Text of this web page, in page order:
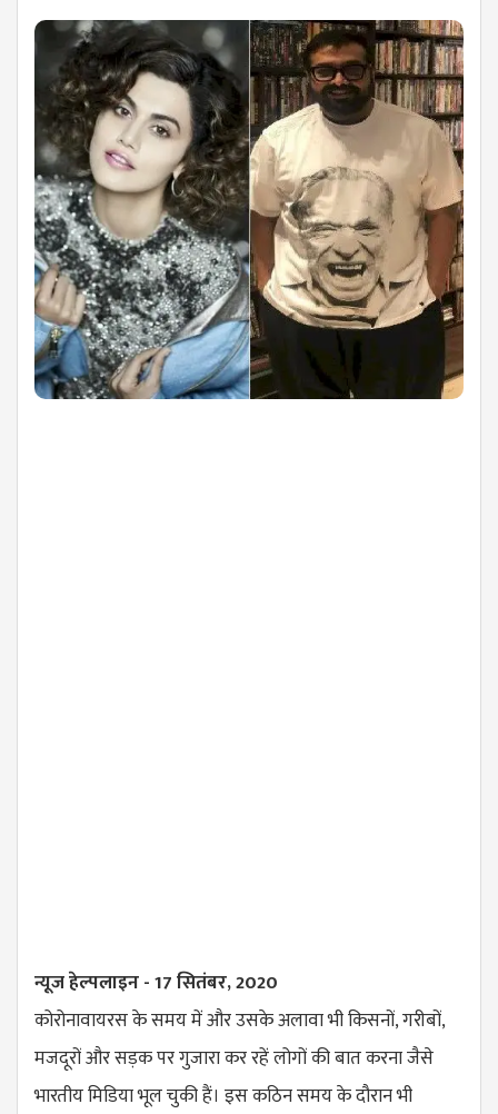
न्यूज हेल्पलाइन - 17 सितंबर, 2020
कोरोनावायरस के समय में और उसके अलावा भी किसनों, गरीबों,
मजदूरों और सड़क पर गुजारा कर रहें लोगों की बात करना जैसे
भारतीय मिडिया भूल चुकी हैं। इस कठिन समय के दौरान भी